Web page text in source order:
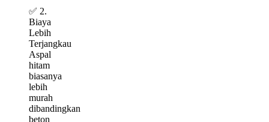
✅ 2.
Biaya
Lebih
Terjangkau
Aspal
hitam
biasanya
lebih
murah
dibandingkan
beton